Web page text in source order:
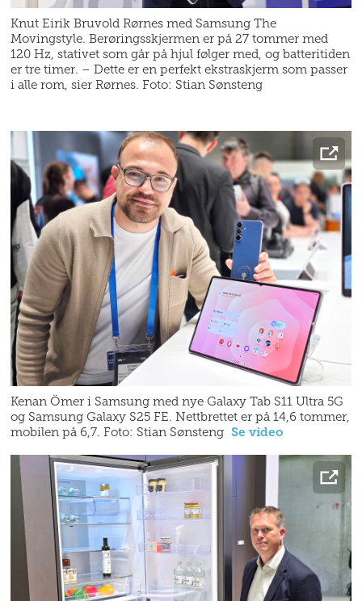
Knut Eirik Bruvold Rørnes med Samsung The
Movingstyle. Berøringsskjermen er på 27 tommer med
120 Hz, stativet som går på hjul følger med, og batteritiden
er tre timer. – Dette er en perfekt ekstraskjerm som passer
i alle rom, sier Rørnes. Foto: Stian Sønsteng
Kenan Ömer i Samsung med nye Galaxy Tab S11 Ultra 5G
og Samsung Galaxy S25 FE. Nettbrettet er på 14,6 tommer,
mobilen på 6,7. Foto: Stian Sønsteng Se video